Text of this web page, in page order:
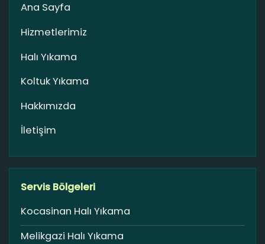
Ana Sayfa
Hizmetlerimiz
Halı Yıkama
Koltuk Yıkama
Hakkımızda
İletişim
Servis Bölgeleri
Kocasinan Halı Yıkama
Melikgazi Halı Yıkama